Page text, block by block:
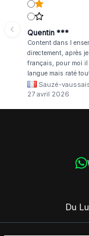
Quentin ***
Content dans l
directement, après
français, pour moi il
langue mais raté
Sauzé-
27 avril 2026
Du